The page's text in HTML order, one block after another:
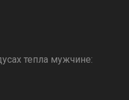
тепла мужчине: